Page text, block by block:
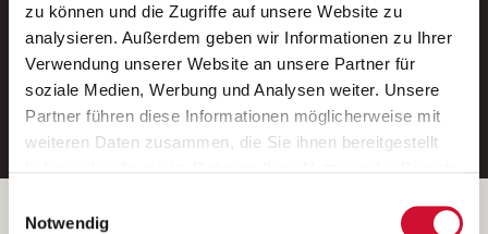
zu können und die Zugriffe auf unsere Website zu
analysieren. Außerdem geben wir Informationen zu Ihrer
Verwendung unserer Website an unsere Partner für
soziale Medien, Werbung und Analysen weiter. Unsere
Partner führen diese Informationen möglicherweise mit
weiteren Daten zusammen, die Sie ihnen bereitgestellt
Wenn Sie auf „Cookies zulassen“ klicken, so stimmen
Notwendig
Ein kostenloser Service von AWO
Jobs.
E-Mail-Adresse eintragen
Betreiber der Webseite